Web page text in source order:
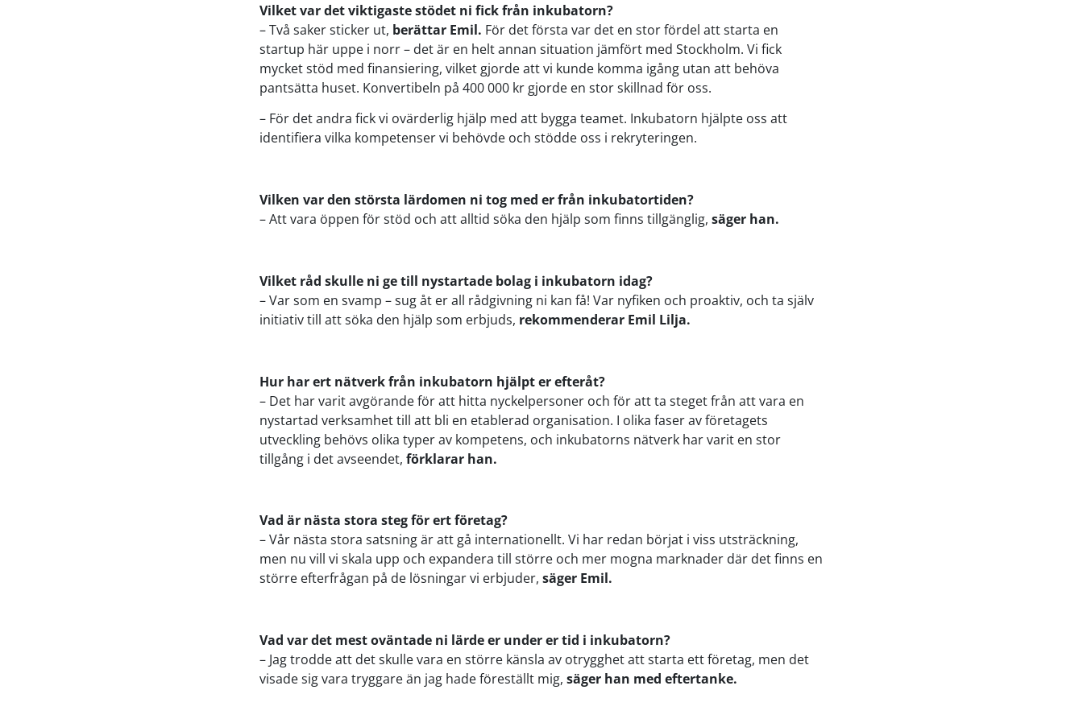
Vilket var det viktigaste stödet ni fick från inkubatorn?
– Två saker sticker ut, berättar Emil. För det första var det en stor fördel att starta en
startup här uppe i norr – det är en helt annan situation jämfört med Stockholm. Vi fick
mycket stöd med finansiering, vilket gjorde att vi kunde komma igång utan att behöva
pantsätta huset. Konvertibeln på 400 000 kr gjorde en stor skillnad för oss.
– För det andra fick vi ovärderlig hjälp med att bygga teamet. Inkubatorn hjälpte oss att
identifiera vilka kompetenser vi behövde och stödde oss i rekryteringen.
Vilken var den största lärdomen ni tog med er från inkubatortiden?
– Att vara öppen för stöd och att alltid söka den hjälp som finns tillgänglig, säger han.
Vilket råd skulle ni ge till nystartade bolag i inkubatorn idag?
– Var som en svamp – sug åt er all rådgivning ni kan få! Var nyfiken och proaktiv, och ta själv
initiativ till att söka den hjälp som erbjuds, rekommenderar Emil Lilja.
Hur har ert nätverk från inkubatorn hjälpt er efteråt?
– Det har varit avgörande för att hitta nyckelpersoner och för att ta steget från att vara en
nystartad verksamhet till att bli en etablerad organisation. I olika faser av företagets
utveckling behövs olika typer av kompetens, och inkubatorns nätverk har varit en stor
tillgång i det avseendet, förklarar han.
Vad är nästa stora steg för ert företag?
– Vår nästa stora satsning är att gå internationellt. Vi har redan börjat i viss utsträckning,
men nu vill vi skala upp och expandera till större och mer mogna marknader där det finns en
större efterfrågan på de lösningar vi erbjuder, säger Emil.
Vad var det mest oväntade ni lärde er under er tid i inkubatorn?
– Jag trodde att det skulle vara en större känsla av otrygghet att starta ett företag, men det
visade sig vara tryggare än jag hade föreställt mig, säger han med eftertanke.